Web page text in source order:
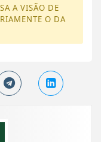
A VISÃO DE
O DA